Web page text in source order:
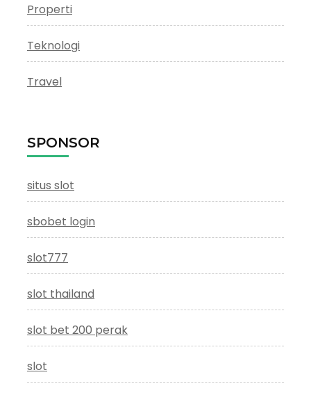
Properti
Teknologi
Travel
SPONSOR
situs slot
sbobet login
slot777
slot thailand
slot bet 200 perak
slot